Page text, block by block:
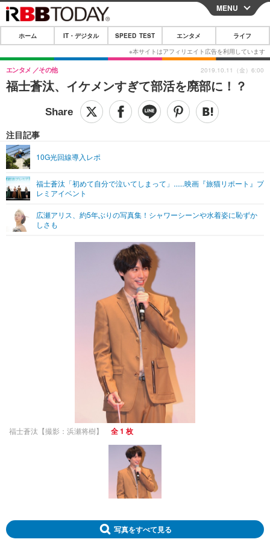
CLOSE
ホーム
IT・デジタル
IT・デジタルTOP スマートフォン
ネタ ガジェット・ツール
SPEED TEST
エンタメ
音楽 スポーツ
グラビア ブログ
ライフ
ペット ショッピング
その他
リリース一覧
プッシュ通知の停止方法
MENU
ホーム IT・デジタル SPEED TEST エンタメ ライフ
福士蒼汰、イケメンすぎて部活を廃部に！？
エンタメ その他
注目記事
10G光回線導入レポ
福士蒼汰「初めて自分で泣いてしまって」......映画『旅猫リポート』プ
レミアイベント
広瀬アリス、約5年ぶりの写真集！シャワーシーンや水着姿に恥ずか
しさも
2019.10.11（金）6:00
福士蒼汰【撮影：浜瀬将樹】 全 1 枚
写真をすべて見る